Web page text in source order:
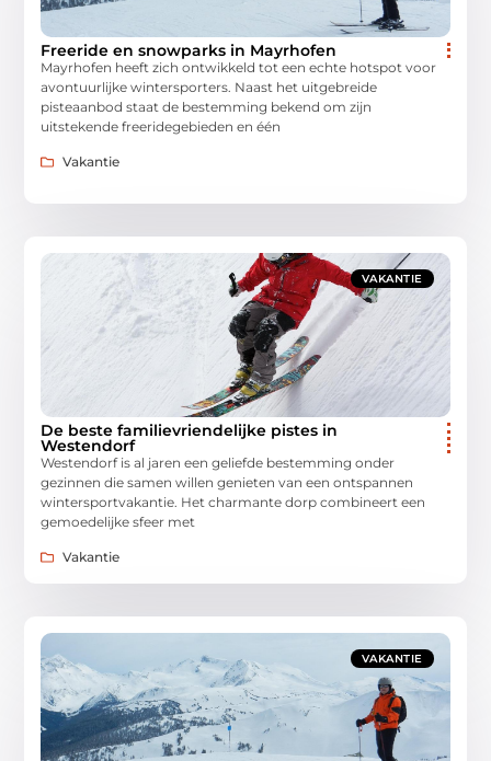
Freeride en snowparks in Mayrhofen
Mayrhofen heeft zich ontwikkeld tot een echte hotspot voor
avontuurlijke wintersporters. Naast het uitgebreide
pisteaanbod staat de bestemming bekend om zijn
uitstekende freeridegebieden en één
Vakantie
VAKANTIE
De beste familievriendelijke pistes in
Westendorf
Westendorf is al jaren een geliefde bestemming onder
gezinnen die samen willen genieten van een ontspannen
wintersportvakantie. Het charmante dorp combineert een
gemoedelijke sfeer met
Vakantie
VAKANTIE